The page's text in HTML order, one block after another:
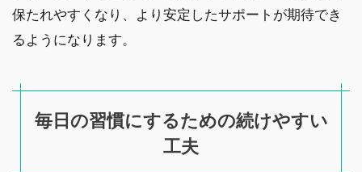
保たれやすくなり、より安定したサポートが期待でき
るようになります。
毎日の習慣にするための続けやすい
工夫